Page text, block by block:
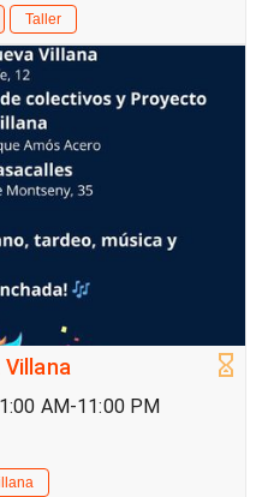
Taller
AM-11:00 PM